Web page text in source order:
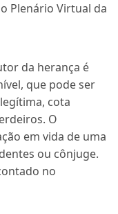
Plenário Virtual da
da herança é
que pode ser
cota
O
em vida de uma
ou cônjuge.
no